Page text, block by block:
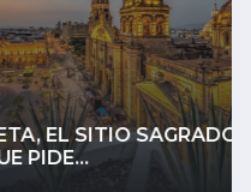
SAGRADO